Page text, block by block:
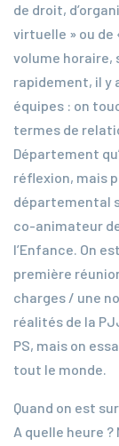
de droit,
virtuelle » ou de
volume horaire,
rapidement, il y
équipes : on
termes de
Département
réflexion, mais
départemental
co-animateur
l’Enfance. On
première
charges / une
réalités de la
PS, mais on
tout le monde.
Quand on est
A quelle heure ?